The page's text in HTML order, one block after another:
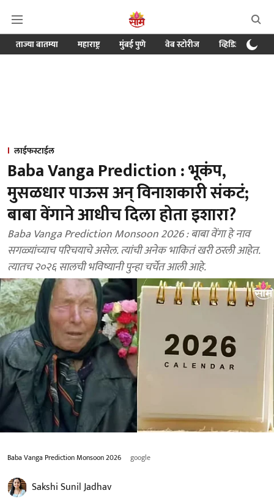
ताज्या बातम्या महाराष्ट्र मुंबई पुणे वेब स्टोरीज व्हिडिओ
लाईफस्टाईल
Baba Vanga Prediction : भूकंप,
मुसळधार पाऊस अन् विनाशकारी संकटं;
बाबा वेंगाने आधीच दिला होता इशारा?
Baba Vanga Prediction Monsoon 2026 : बाबा वेंगा हे नाव
सगळ्यांच्याच परिचयाचे असेल. त्यांची अनेक भाकितं खरी ठरली आहेत.
त्यातच २०२६ सालची भविष्यानी पुन्हा चर्चेत आली आहे.
Baba Vanga Prediction Monsoon 2026 google
Sakshi Sunil Jadhav